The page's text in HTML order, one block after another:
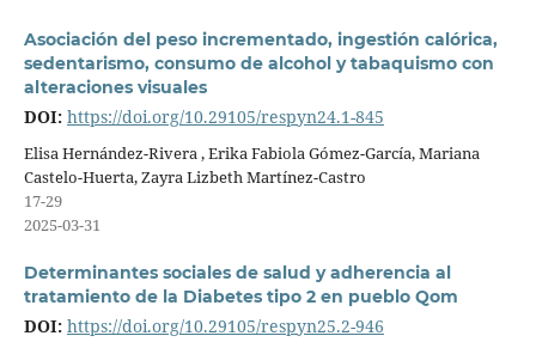
Asociación del peso incrementado, ingestión calórica,
sedentarismo, consumo de alcohol y tabaquismo con
alteraciones visuales
DOI: https://doi.org/10.29105/respyn24.1-845
Elisa Hernández-Rivera , Erika Fabiola Gómez-García, Mariana
Castelo-Huerta, Zayra Lizbeth Martínez-Castro
17-29
2025-03-31
Determinantes sociales de salud y adherencia al
tratamiento de la Diabetes tipo 2 en pueblo Qom
DOI: https://doi.org/10.29105/respyn25.2-946